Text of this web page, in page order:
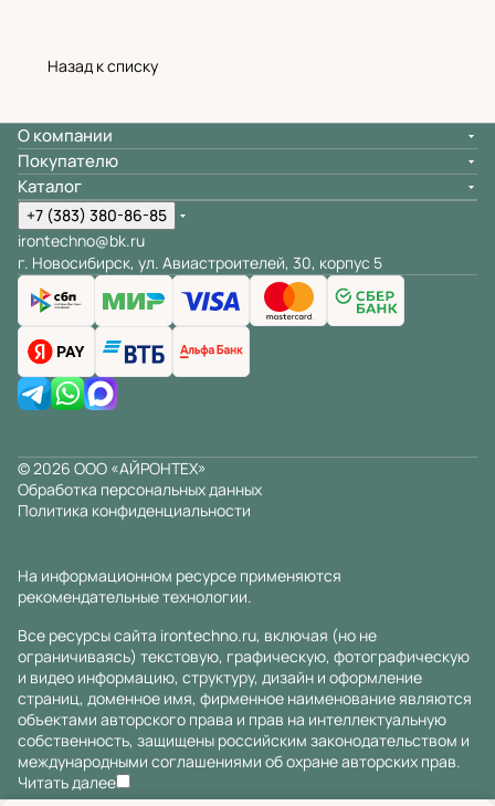
Назад к списку
О компании
Покупателю
Каталог
+7 (383) 380-86-85
irontechno@bk.ru
г. Новосибирск, ул. Авиастроителей, 30, корпус 5
© 2026 ООО «АЙРОНТЕХ»
Обработка персональных данных
Политика конфиденциальности
На информационном ресурсе применяются
рекомендательные технологии.
Все ресурсы сайта irontechno.ru, включая (но не
ограничиваясь) текстовую, графическую, фотографическую
и видео информацию, структуру, дизайн и оформление
страниц, доменное имя, фирменное наименование являются
объектами авторского права и прав на интеллектуальную
собственность, защищены российским законодательством и
международными соглашениями об охране авторских прав.
Читать далее